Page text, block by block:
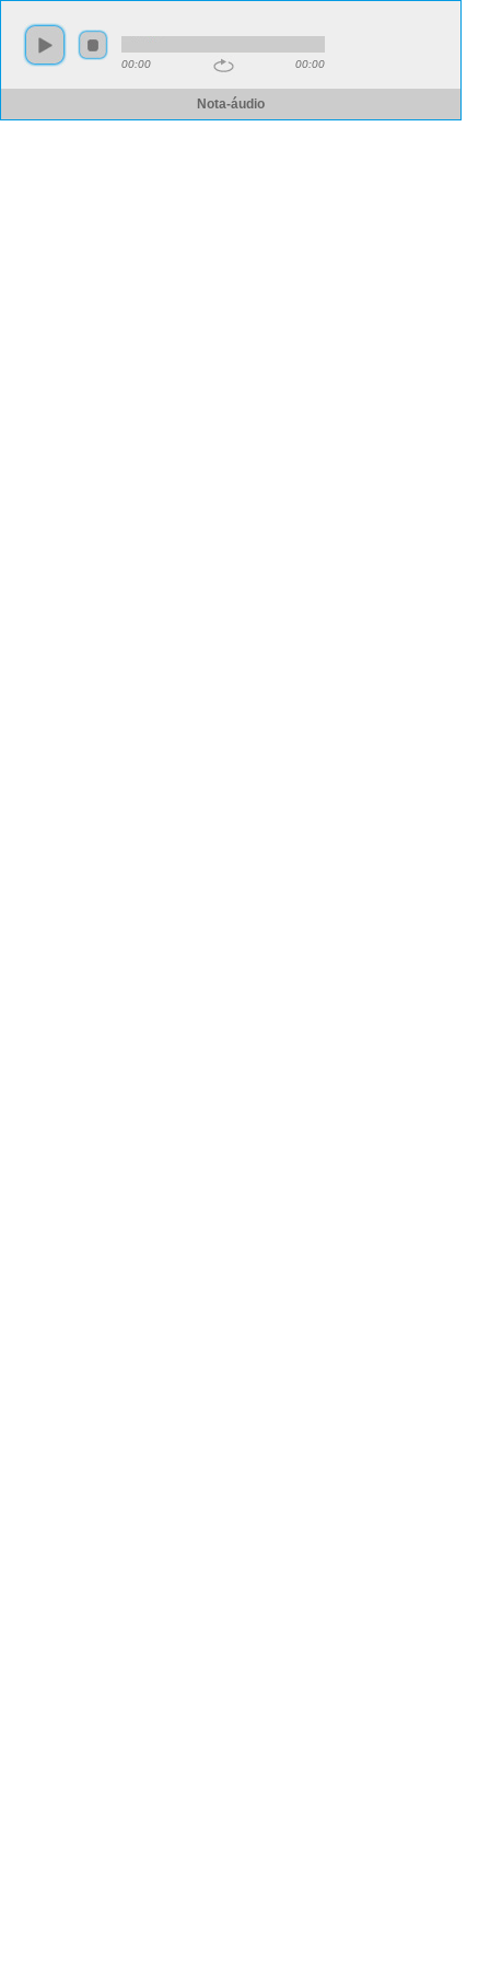
00:00 00:00
Nota-áudio